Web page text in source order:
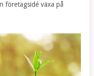
företagsidé växa på